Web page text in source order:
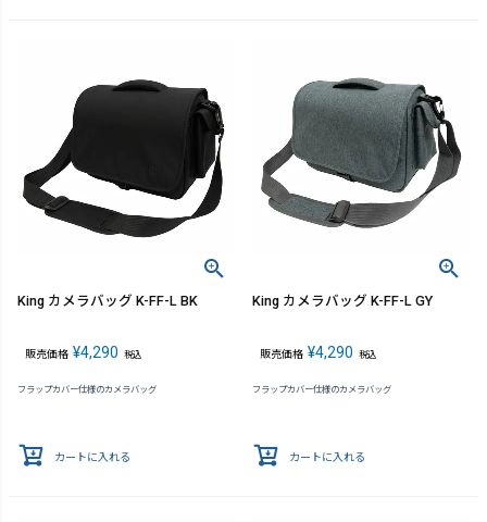
King カメラバッグ K-FF-L BK
販売価格 ¥4,290 税込
フラップカバー仕様のカメラバッグ
カートに入れる
King カメラバッグ K-FF-L GY
販売価格 ¥4,290 税込
フラップカバー仕様のカメラバッグ
カートに入れる